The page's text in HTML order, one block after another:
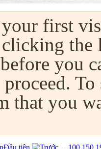
first
the
before you
that you
Đầu tiên ... 100 150